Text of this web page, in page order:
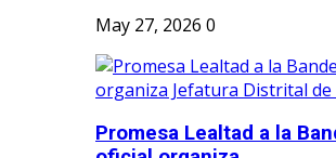
May 27, 2026 0
Promesa Lealtad a la